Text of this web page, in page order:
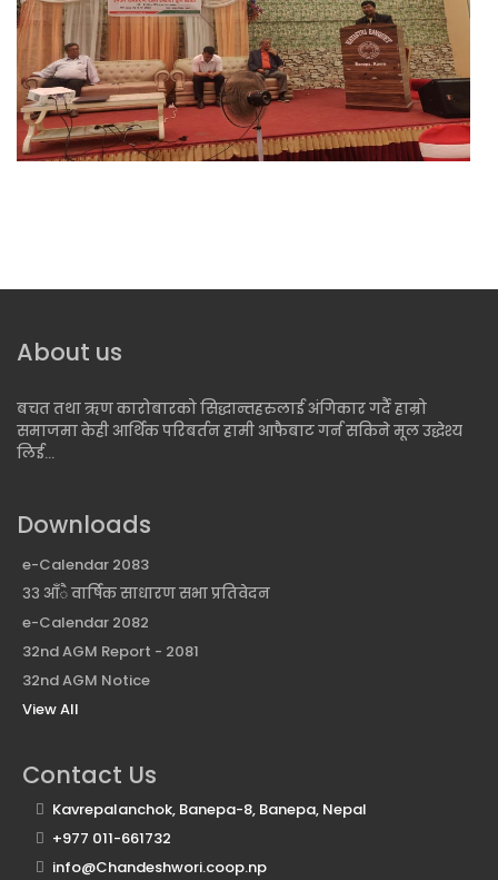
About us
बचत तथा ऋण कारोबारको सिद्धान्तहरुलाई अंगिकार गर्दै हाम्रो
समाजमा केही आर्थिक परिबर्तन हामी आफैबाट गर्न सकिने मूल उद्धेश्य
लिई...
Downloads
e-Calendar 2083
३३ आँै वार्षिक साधारण सभा प्रतिवेदन
e-Calendar 2082
32nd AGM Report - 2081
32nd AGM Notice
View All
Contact Us
Kavrepalanchok, Banepa-8, Banepa, Nepal
+977 011-661732
info@Chandeshwori.coop.np